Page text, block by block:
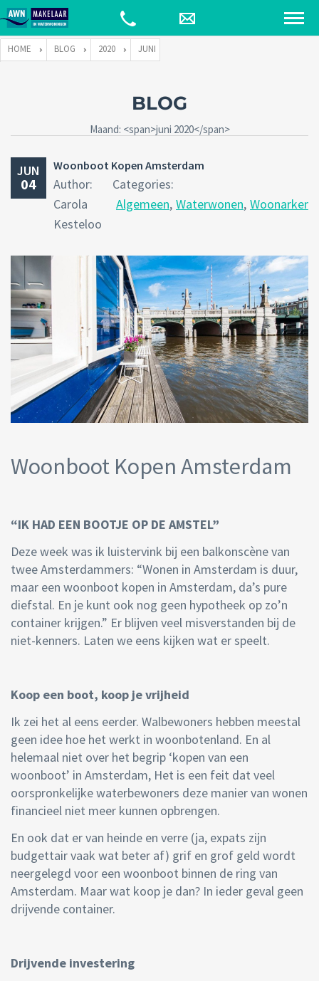
HOME BLOG 2020 JUNI
BLOG
Maand: <span>juni 2020</span>
JUN
04
Woonboot Kopen Amsterdam
Author:
Carola
Kesteloo
Categories:
Algemeen, Waterwonen, Woonarken
Woonboot Kopen Amsterdam
“IK HAD EEN BOOTJE OP DE AMSTEL”
Deze week was ik luistervink bij een balkonscène van
twee Amsterdammers: “Wonen in Amsterdam is duur,
maar een woonboot kopen in Amsterdam, da’s pure
diefstal. En je kunt ook nog geen hypotheek op zo’n
container krijgen.” Er blijven veel misverstanden bij de
niet-kenners. Laten we eens kijken wat er speelt.
Koop een boot, koop je vrijheid
Ik zei het al eens eerder. Walbewoners hebben meestal
geen idee hoe het werkt in woonbotenland. En al
helemaal niet over het begrip ‘kopen van een
woonboot’ in Amsterdam, Het is een feit dat veel
oorspronkelijke waterbewoners deze manier van wonen
financieel niet meer kunnen opbrengen.
En ook dat er van heinde en verre (ja, expats zijn
budgettair vaak wat beter af) grif en grof geld wordt
neergelegd voor een woonboot binnen de ring van
Amsterdam. Maar wat koop je dan? In ieder geval geen
drijvende container.
Drijvende investering